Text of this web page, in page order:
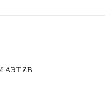
АЭТ ZB